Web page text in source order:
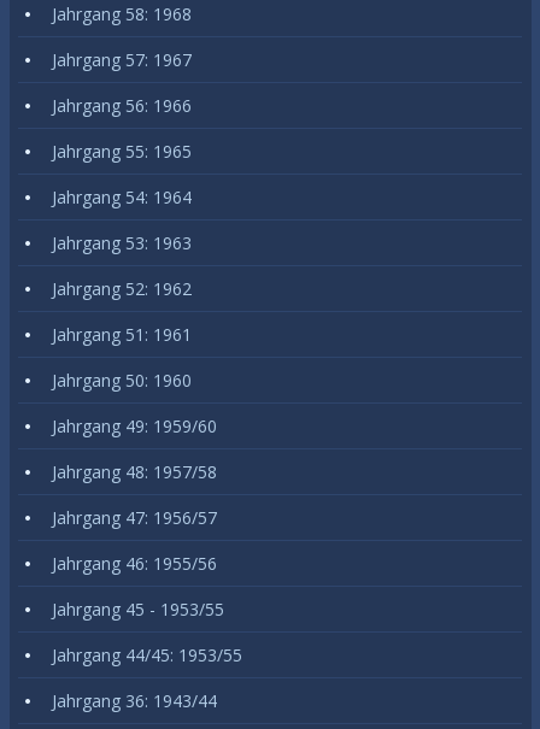
Jahrgang 58: 1968
Jahrgang 57: 1967
Jahrgang 56: 1966
Jahrgang 55: 1965
Jahrgang 54: 1964
Jahrgang 53: 1963
Jahrgang 52: 1962
Jahrgang 51: 1961
Jahrgang 50: 1960
Jahrgang 49: 1959/60
Jahrgang 48: 1957/58
Jahrgang 47: 1956/57
Jahrgang 46: 1955/56
Jahrgang 45 - 1953/55
Jahrgang 44/45: 1953/55
Jahrgang 36: 1943/44